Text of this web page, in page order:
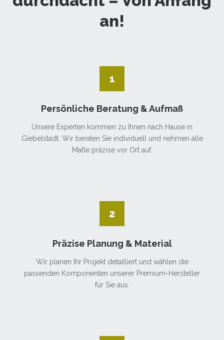
an!
1
Persönliche Beratung & Aufmaß
Unsere Experten kommen zu Ihnen nach Hause in
Giebelstadt. Wir beraten Sie individuell und nehmen alle
Maße präzise vor Ort auf.
2
Präzise Planung & Material
Wir planen Ihr Projekt detailliert und wählen die
passenden Komponenten unserer Premium-Hersteller
für Sie aus.